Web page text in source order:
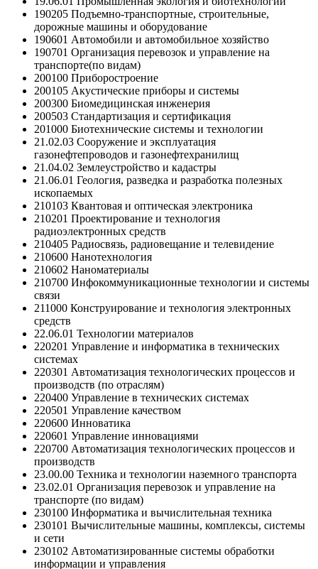
190205 Подъемно-транспортные, строительные,
дорожные машины и оборудование
190601 Автомобили и автомобильное хозяйство
190701 Организация перевозок и управление на
транспорте(по видам)
200100 Приборостроение
200105 Акустические приборы и системы
200300 Биомедицинская инженерия
200503 Стандартизация и сертификация
201000 Биотехнические системы и технологии
21.02.03 Сооружение и эксплуатация
газонефтепроводов и газонефтехранилищ
21.04.02 Землеустройство и кадастры
21.06.01 Геология, разведка и разработка полезных
ископаемых
210103 Квантовая и оптическая электроника
210201 Проектирование и технология
радиоэлектронных средств
210405 Радиосвязь, радиовещание и телевидение
210600 Нанотехнология
210602 Наноматериалы
210700 Инфокоммуникационные технологии и системы
связи
211000 Конструирование и технология электронных
средств
22.06.01 Технологии материалов
220201 Управление и информатика в технических
системах
220301 Автоматизация технологических процессов и
производств (по отраслям)
220400 Управление в технических системах
220501 Управление качеством
220600 Инноватика
220601 Управление инновациями
220700 Автоматизация технологических процессов и
производств
23.00.00 Техника и технологии наземного транспорта
23.02.01 Организация перевозок и управление на
транспорте (по видам)
230100 Информатика и вычислительная техника
230101 Вычислительные машины, комплексы, системы
и сети
230102 Автоматизированные системы обработки
информации и управления